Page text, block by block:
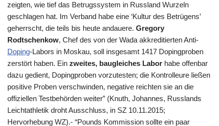
zeigten, wie tief das Betrugssystem in Russland Wurzeln
geschlagen hat. Im Verband habe eine ‘Kultur des Betrügens’
geherrscht, die teils bis heute andauere. Gregory
Rodtschenkow, Chef des von der Wada akkreditierten Anti-
Doping-Labors in Moskau, soll insgesamt 1417 Dopingproben
zerstört haben. Ein zweites, baugleiches Labor habe offenbar
dazu gedient, Dopingproben vorzutesten; die Kontrolleure ließen
positive Proben verschwinden, negative reichten sie an die
offiziellen Testbehörden weiter” (Knuth, Johannes, Russlands
Leichtathletik droht Ausschluss, in SZ 10.11.2015;
Hervorhebung WZ).- “Pounds Kommission sollte ein paar